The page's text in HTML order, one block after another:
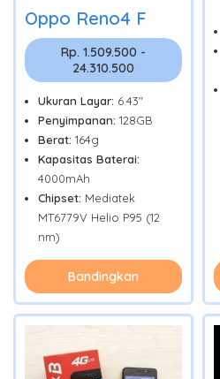
Oppo Reno4 F
Rp. 1.509.500 -
24.310.500
Ukuran Layar: 6.43"
Penyimpanan: 128GB
Berat: 164g
Kapasitas Baterai:
4000mAh
Chipset: Mediatek
MT6779V Helio P95 (12
nm)
Bandingkan